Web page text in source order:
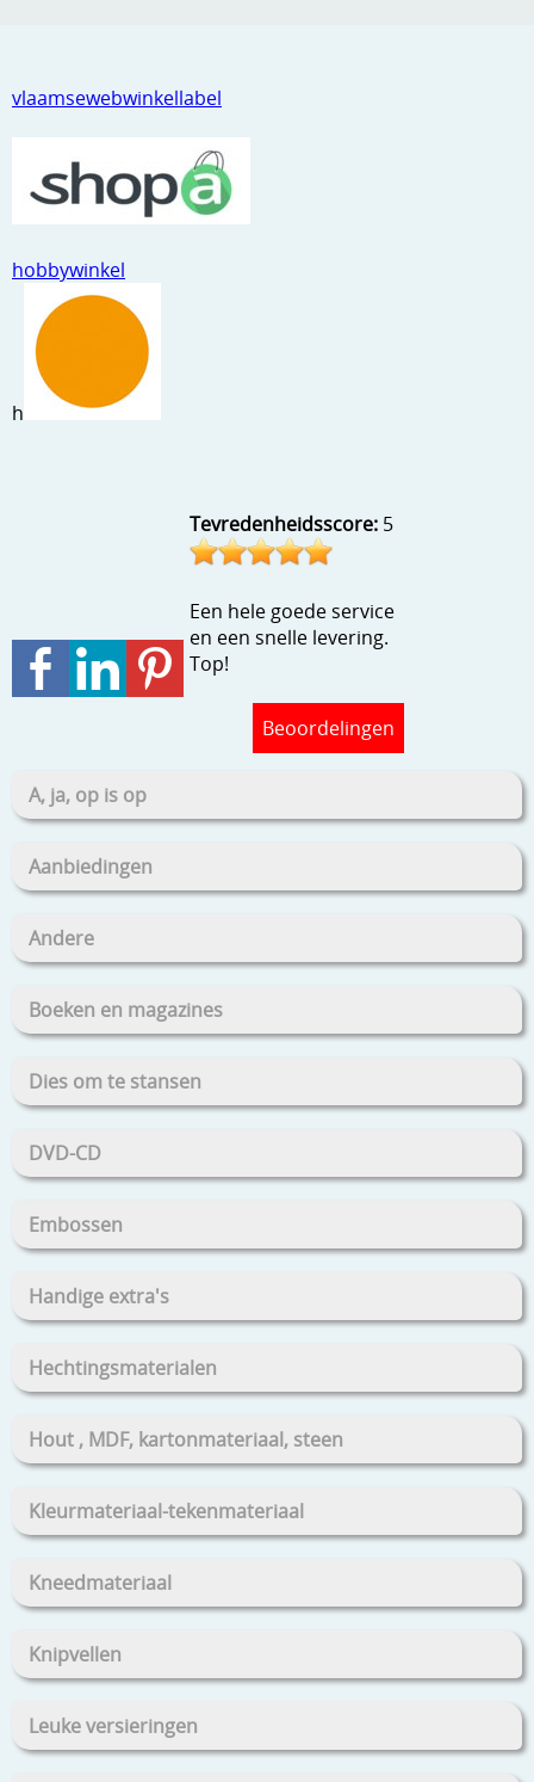
vlaamsewebwinkellabel
hobbywinkel
h
Tevredenheidsscore: 5
Een hele goede service
en een snelle levering.
Top!
Beoordelingen
A, ja, op is op
Aanbiedingen
Andere
Boeken en magazines
Dies om te stansen
DVD-CD
Embossen
Handige extra's
Hechtingsmaterialen
Hout , MDF, kartonmateriaal, steen
Kleurmateriaal-tekenmateriaal
Kneedmateriaal
Knipvellen
Leuke versieringen